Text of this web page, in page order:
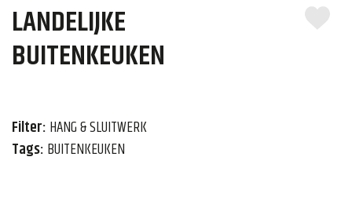
LANDELIJKE
BUITENKEUKEN
Filter: HANG & SLUITWERK
Tags: BUITENKEUKEN